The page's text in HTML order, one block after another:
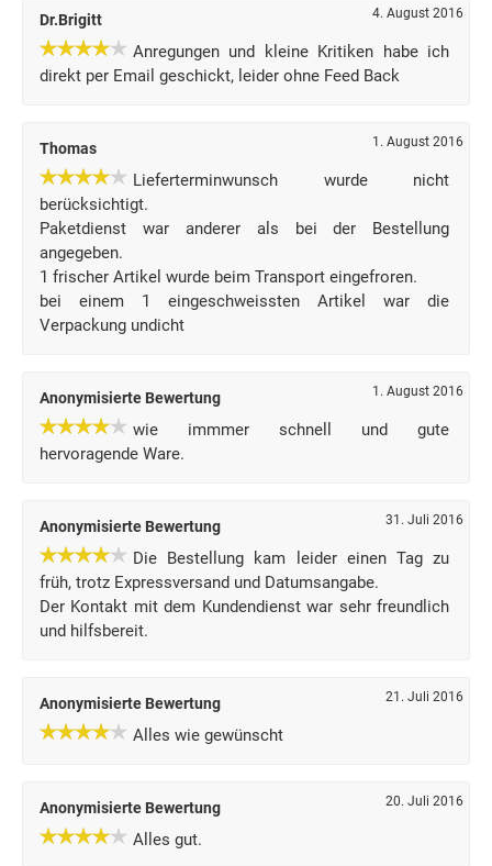
Dr.Brigitt 4. August 2016
Anregungen und kleine Kritiken habe ich
direkt per Email geschickt, leider ohne Feed Back
Thomas 1. August 2016
Lieferterminwunsch wurde nicht
berücksichtigt.
Paketdienst war anderer als bei der Bestellung
angegeben.
1 frischer Artikel wurde beim Transport eingefroren.
bei einem 1 eingeschweissten Artikel war die
Verpackung undicht
Anonymisierte Bewertung 1. August 2016
wie immmer schnell und gute
hervoragende Ware.
Anonymisierte Bewertung 31. Juli 2016
Die Bestellung kam leider einen Tag zu
früh, trotz Expressversand und Datumsangabe.
Der Kontakt mit dem Kundendienst war sehr freundlich
und hilfsbereit.
Anonymisierte Bewertung 21. Juli 2016
Alles wie gewünscht
Anonymisierte Bewertung 20. Juli 2016
Alles gut.